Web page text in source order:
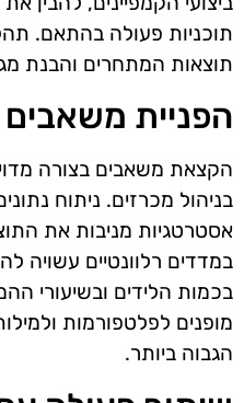
תוכניות פעולה בהתאם.
תוצאות המתחרים והבנת
הפניית משאבים
הקצאת משאבים בצורה
בניהול מכרזים. ניתוח
אסטרטגיות מניבות את
במדדים רלוונטיים עשויה
בכמות הלידים ובשיעורי
מופנים לפלטפורמות
הגבוה ביותר.